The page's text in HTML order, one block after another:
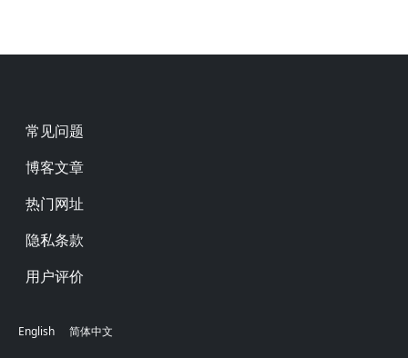
Footer
常见问题
博客文章
热门网址
隐私条款
用户评价
English 简体中文